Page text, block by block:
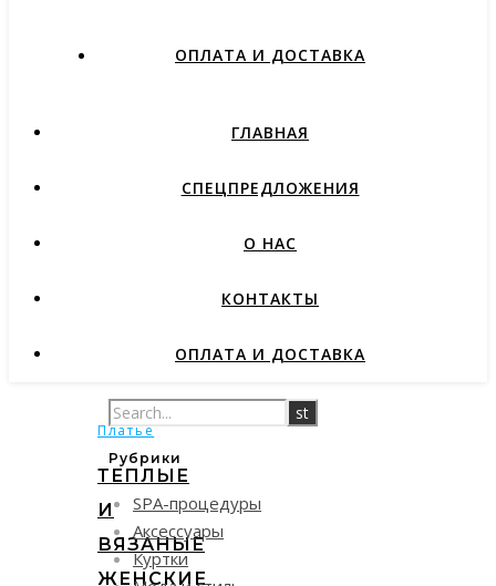
ОПЛАТА И ДОСТАВКА
ГЛАВНАЯ
СПЕЦПРЕДЛОЖЕНИЯ
О НАС
КОНТАКТЫ
ОПЛАТА И ДОСТАВКА
Платье
ТЕПЛЫЕ
И
ВЯЗАНЫЕ
ЖЕНСКИЕ
Рубрики
SPA-процедуры
Аксессуары
Куртки